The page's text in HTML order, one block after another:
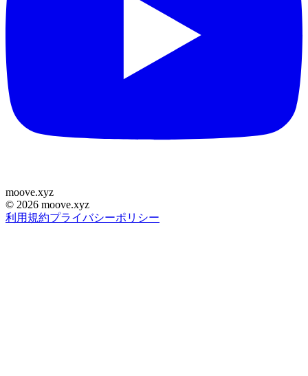
moove.xyz
© 2026 moove.xyz
利用規約プライバシーポリシー